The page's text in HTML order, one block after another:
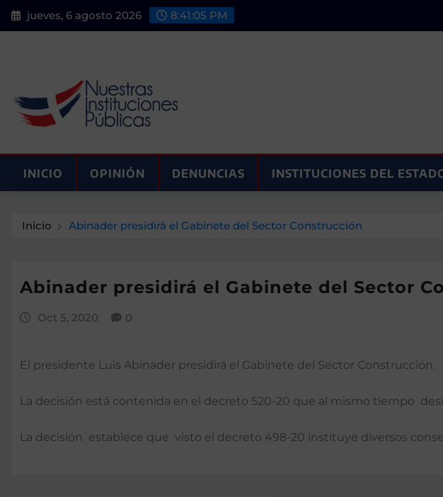
Saltar
al
jueves, 6 agosto 2026 8:41:06 PM
INICIO OPINIÓN DENUNCIAS INSTITUCIONES DEL
Inicio Abinader presidirá el Gabinete del Sector Construcción
Abinader presidirá el Gabinete del Sector
Oct 5, 2020 0
El presidente Luis Abinader presidirá el Gabinete del Sector Construcción.
La decisión está contenida en el decreto 520-20 que al mismo tiempo
La decisión establece que visto el decreto 498-20 instituye diversos